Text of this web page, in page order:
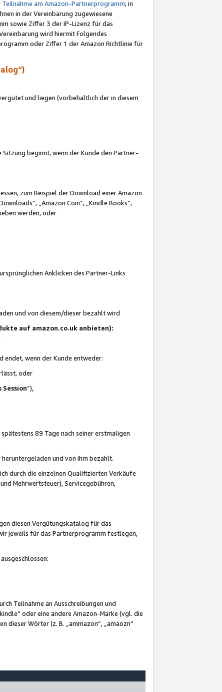
Teilnahme am Amazon-Partnerprogramm; in
in der Vereinbarung zugewiesene
sowie Ziffer 3 der IP-Lizenz für das
wird hiermit Folgendes
oder Ziffer 1 der Amazon Richtlinie für
und liegen (vorbehaltlich der in diesem
beginnt, wenn der Kunde den Partner-
zum Beispiel der Download einer Amazon
„Amazon Coin“, „Kindle Books“,
werden, oder
Anklicken des Partner-Links
und von diesem/dieser bezahlt wird
auf amazon.co.uk anbieten):
wenn der Kunde entweder:
oder
Session“),
89 Tage nach seiner erstmaligen
und von ihm bezahlt.
durch die einzelnen Qualifizierten Verkäufe
Mehrwertsteuer), Servicegebühren,
diesen Vergütungskatalog für das
jeweils für das Partnerprogramm festlegen,
Teilnahme an Ausschreibungen und
oder eine andere Amazon-Marke (vgl. die
dieser Wörter (z. B. „ammazon“, „amaozn“